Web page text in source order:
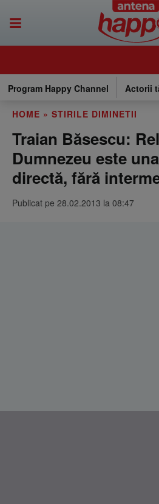
Program Happy Channel Actorii
HOME » STIRILE DIMINETII
Traian Băsescu:
Dumnezeu este
directă, fără
Publicat pe 28.02.2013 la 08:47